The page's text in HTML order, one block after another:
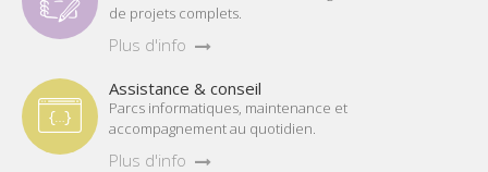
de projets complets.
Plus d'info
Assistance & conseil
Parcs informatiques, maintenance et
accompagnement au quotidien.
Plus d'info